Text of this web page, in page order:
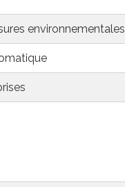
environnementales